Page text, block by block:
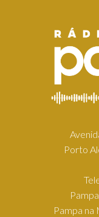
Porto
Pampa na